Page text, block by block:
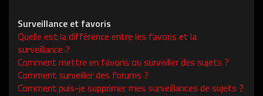
Surveillance et favoris
Quelle est la différence entre les favoris et la
surveillance ?
Comment mettre en favoris ou surveiller des sujets ?
Comment surveiller des forums ?
Comment puis-je supprimer mes surveillances de sujets ?